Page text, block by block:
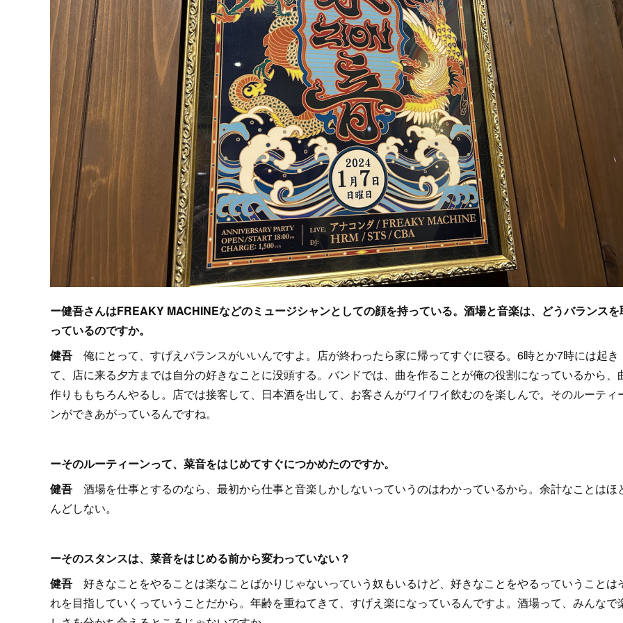
ー健吾さんはFREAKY MACHINEなどのミュージシャンとしての顔を持っている。酒場と音楽は、どうバランスを
っているのですか。
健吾 俺にとって、すげえバランスがいいんですよ。店が終わったら家に帰ってすぐに寝る。6時とか7時には起き
て、店に来る夕方までは自分の好きなことに没頭する。バンドでは、曲を作ることが俺の役割になっているから、
作りももちろんやるし。店では接客して、日本酒を出して、お客さんがワイワイ飲むのを楽しんで。そのルーティ
ンができあがっているんですね。
ーそのルーティーンって、菜音をはじめてすぐにつかめたのですか。
健吾 酒場を仕事とするのなら、最初から仕事と音楽しかしないっていうのはわかっているから。余計なことはほ
んどしない。
ーそのスタンスは、菜音をはじめる前から変わっていない？
健吾 好きなことをやることは楽なことばかりじゃないっていう奴もいるけど、好きなことをやるっていうことは
れを目指していくっていうことだから。年齢を重ねてきて、すげえ楽になっているんですよ。酒場って、みんなで